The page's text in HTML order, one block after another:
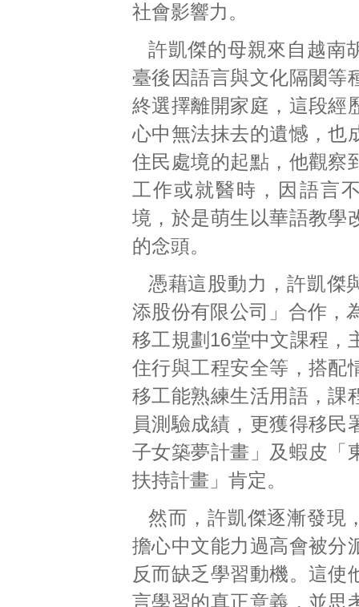
社會影響力。
許凱傑的母親來自越南
臺後因語言與文化隔閡等
終選擇離開家庭，這段經
心中無法抹去的遺憾，也
住民處境的起點，他觀察
工作或就醫時，因語言
境，於是萌生以華語教學
的念頭。
憑藉這股動力，許凱傑
添股份有限公司」合作，
移工規劃16堂中文課程，
住行與工程安全等，搭配
移工能熟練生活用語，課
員測驗成績，更獲得移民
子女築夢計畫」及蝦皮「
扶持計畫」肯定。
然而，許凱傑逐漸發現
擔心中文能力過高會被分
反而缺乏學習動機。這使
言學習的真正意義，並思